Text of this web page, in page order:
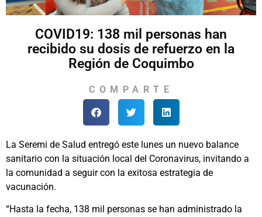
COVID19: 138 mil personas han
recibido su dosis de refuerzo en la
Región de Coquimbo
COMPARTE
La Seremi de Salud entregó este lunes un nuevo balance
sanitario con la situación local del Coronavirus, invitando a
la comunidad a seguir con la exitosa estrategia de
vacunación.
“Hasta la fecha, 138 mil personas se han administrado la